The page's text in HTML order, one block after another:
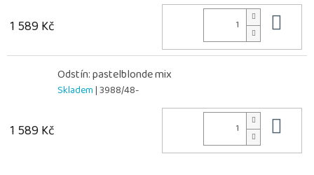
1 589 Kč
Odstín: pastelblonde mix
Skladem| 3988/48-
1 589 Kč